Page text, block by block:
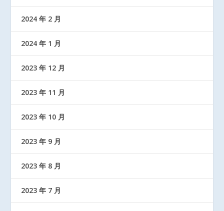
2024 年 2 月
2024 年 1 月
2023 年 12 月
2023 年 11 月
2023 年 10 月
2023 年 9 月
2023 年 8 月
2023 年 7 月